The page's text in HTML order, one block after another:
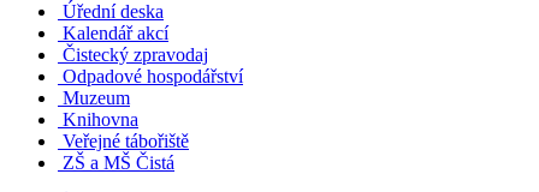
Úřední deska
Kalendář akcí
Čistecký zpravodaj
Odpadové hospodářství
Muzeum
Knihovna
Veřejné tábořiště
ZŠ a MŠ Čistá